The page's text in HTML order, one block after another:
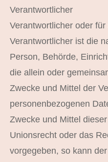
Verantwortlicher
Verantwortlicher oder
Verantwortlicher ist die
Person, Behörde,
die allein oder
Zwecke und Mittel der
personenbezogenen
Zwecke und Mittel
Unionsrecht oder das
vorgegeben, so kann